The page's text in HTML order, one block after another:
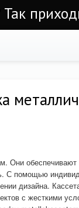
Они обеспечивают
С помощью
дизайна.
с жесткими